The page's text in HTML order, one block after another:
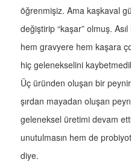
öğrenmişiz. Ama kaşkaval
değiştirip “kaşar” olmuş.
hem gravyere hem kaşara
hiç gelenekselini
Üç üründen oluşan bir
şırdan mayadan oluşan
geleneksel üretimi devam
unutulmasın hem de
diye.